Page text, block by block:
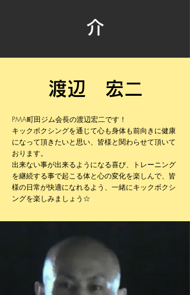
介
渡辺 宏二
PMA町田ジム会長の渡辺宏二です！
キックボクシングを通じて心も身体も前向きに健康
になって頂きたいと思い、皆様と関わらせて頂いて
おります。
​出来ない事が出来るようになる喜び、トレーニング
を継続する事で起こる体と心の変化を楽しんで、皆
様の日常が快適になれるよう、一緒にキックボクシ
ングを楽しみましょう☆